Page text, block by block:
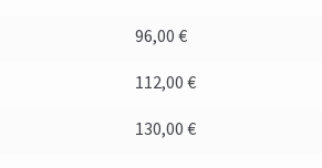
96,00€
112,00€
130,00€